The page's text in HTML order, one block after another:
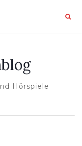
Hörspiele